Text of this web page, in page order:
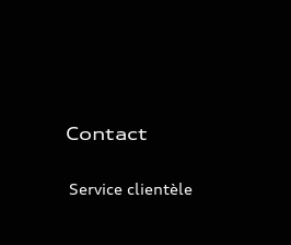
Contact
Service clientèle